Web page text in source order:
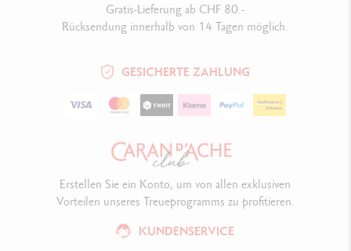
Gratis-Lieferung ab CHF 80.-
Rücksendung innerhalb von 14 Tagen möglich.
GESICHERTE ZAHLUNG
KUNDENSERVICE
Erstellen Sie ein Konto, um von allen exklusiven
Vorteilen unseres Treueprogramms zu profitieren.